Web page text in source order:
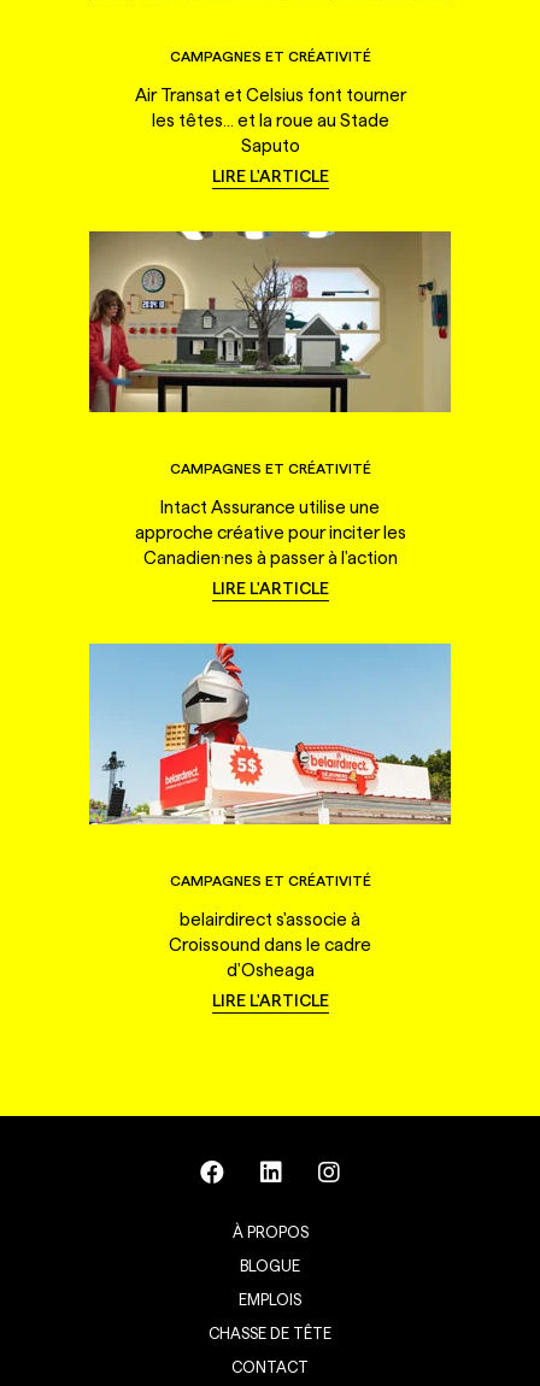
CAMPAGNES ET CRÉATIVITÉ
Air Transat et Celsius font tourner
les têtes... et la roue au Stade
Saputo
LIRE L'ARTICLE
CAMPAGNES ET CRÉATIVITÉ
Intact Assurance utilise une
approche créative pour inciter les
Canadien·nes à passer à l'action
LIRE L'ARTICLE
CAMPAGNES ET CRÉATIVITÉ
belairdirect s'associe à
Croissound dans le cadre
d'Osheaga
LIRE L'ARTICLE
À PROPOS
BLOGUE
EMPLOIS
CHASSE DE TÊTE
CONTACT